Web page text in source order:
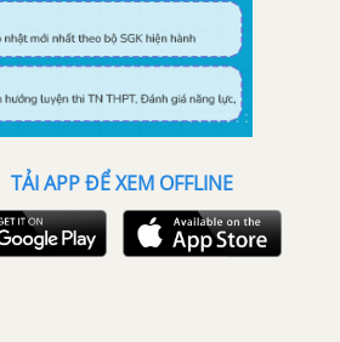
TẢI APP ĐỂ XEM OFFLINE